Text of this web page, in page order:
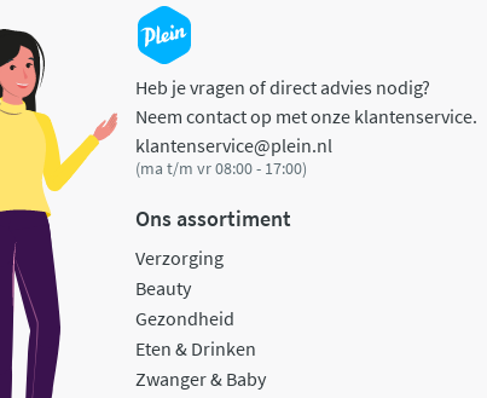
Heb je vragen of direct advies nodig?
Neem contact op met onze klantenservice.
klantenservice@plein.nl
(ma t/m vr 08:00 - 17:00)
Ons assortiment
Verzorging
Beauty
Gezondheid
Eten & Drinken
Zwanger & Baby